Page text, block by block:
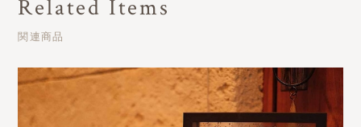
Related Items
関連商品